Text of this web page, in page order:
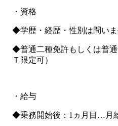
・資格
◆学歴・経歴・性別は問い
◆普通二種免許もしくは普
Ｔ限定可）
・給与
◆乗務開始後：1ヵ月目…月